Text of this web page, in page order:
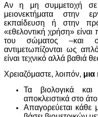
Αν η μη συμμετοχή σε
μειονεκτήματα στην
εκπαίδευση ή στην
«εθελοντική χρήση»
του σώματος –και
αντιμετωπίζονται ως
είναι τεχνικό αλλά βαθιά
Χρειαζόμαστε, λοιπόν,
Τα βιολογικά
αποκλειστικά στο
Απαγορεύεται